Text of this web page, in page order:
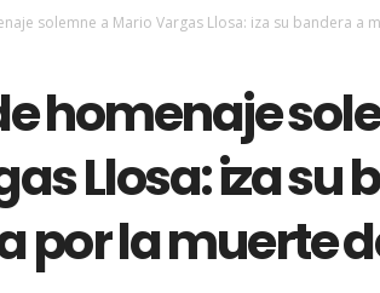
solemne a Mario Vargas Llosa: iza su bandera a
homenaje
Llosa: iza su
por la muerte